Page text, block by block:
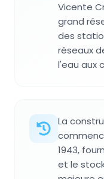
Vicente
grand
des
réseaux
l'eau aux
La
1943,
et le